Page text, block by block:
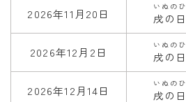
2026年11月20日 戌の日
いぬのひ
2026年12月2日 戌の日
いぬのひ
2026年12月14日 戌の日
いぬのひ